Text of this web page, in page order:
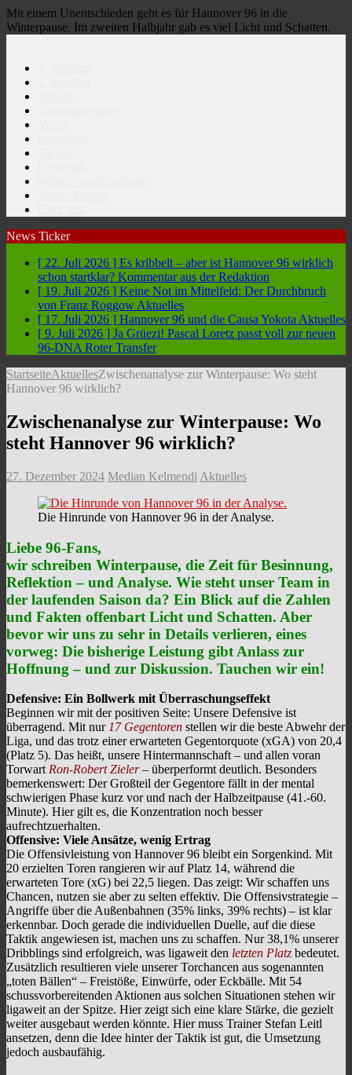
Mit einem Unentschieden geht es für Hannover 96 in die
Winterpause. Im zweiten Halbjahr gab es viel Licht und Schatten.
News Ticker
[ 22. Juli 2026 ] Es kribbelt – aber ist Hannover 96 wirklich
schon startklar? Kommentar aus der Redaktion
[ 19. Juli 2026 ] Keine Not im Mittelfeld: Der Durchbruch
von Franz Roggow Aktuelles
[ 17. Juli 2026 ] Hannover 96 und die Causa Yokota Aktuelles
[ 9. Juli 2026 ] Ja Grüezi! Pascal Loretz passt voll zur neuen
96-DNA Roter Transfer
StartseiteAktuellesZwischenanalyse zur Winterpause: Wo steht
Hannover 96 wirklich?
Zwischenanalyse zur Winterpause: Wo
steht Hannover 96 wirklich?
27. Dezember 2024 Median Kelmendi Aktuelles
Die Hinrunde von Hannover 96 in der Analyse.
Liebe 96-Fans,
wir schreiben Winterpause, die Zeit für Besinnung,
Reflektion – und Analyse. Wie steht unser Team in
der laufenden Saison da? Ein Blick auf die Zahlen
und Fakten offenbart Licht und Schatten. Aber
bevor wir uns zu sehr in Details verlieren, eines
vorweg: Die bisherige Leistung gibt Anlass zur
Hoffnung – und zur Diskussion. Tauchen wir ein!
Defensive: Ein Bollwerk mit Überraschungseffekt
Beginnen wir mit der positiven Seite: Unsere Defensive ist
überragend. Mit nur17 Gegentoren stellen wir die beste Abwehr der
Liga, und das trotz einer erwarteten Gegentorquote (xGA) von 20,4
(Platz 5). Das heißt, unsere Hintermannschaft – und allen voran
Torwart Ron-Robert Zieler– überperformt deutlich. Besonders
bemerkenswert: Der Großteil der Gegentore fällt in der mental
schwierigen Phase kurz vor und nach der Halbzeitpause (41.-60.
Minute). Hier gilt es, die Konzentration noch besser
aufrechtzuerhalten.
Offensive: Viele Ansätze, wenig Ertrag
Die Offensivleistung von Hannover 96 bleibt ein Sorgenkind. Mit
20 erzielten Toren rangieren wir auf Platz 14, während die
erwarteten Tore (xG) bei 22,5 liegen. Das zeigt: Wir schaffen uns
Chancen, nutzen sie aber zu selten effektiv. Die Offensivstrategie –
Angriffe über die Außenbahnen (35% links, 39% rechts) – ist klar
erkennbar. Doch gerade die individuellen Duelle, auf die diese
Taktik angewiesen ist, machen uns zu schaffen. Nur 38,1% unserer
Dribblings sind erfolgreich, was ligaweit den letzten Platz bedeutet.
Zusätzlich resultieren viele unserer Torchancen aus sogenannten
„toten Bällen“ – Freistöße, Einwürfe, oder Eckbälle. Mit 54
schussvorbereitenden Aktionen aus solchen Situationen stehen wir
ligaweit an der Spitze. Hier zeigt sich eine klare Stärke, die gezielt
weiter ausgebaut werden könnte. Hier muss Trainer Stefan Leitl
ansetzen, denn die Idee hinter der Taktik ist gut, die Umsetzung
jedoch ausbaufähig.